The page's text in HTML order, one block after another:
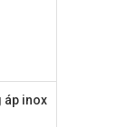
áp inox